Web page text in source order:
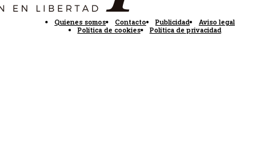
Quienes somos Contacto Publicidad
Aviso legal
Política de cookies
Política de privacidad